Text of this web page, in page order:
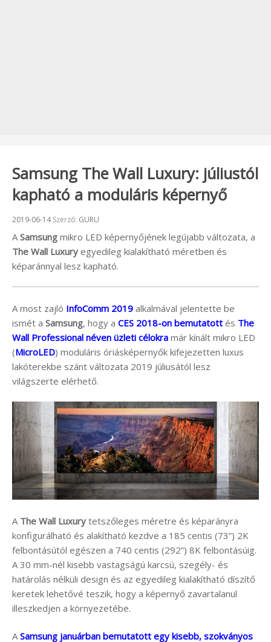
Samsung The Wall Luxury: júliustól
kapható a moduláris képernyő
Beküldve:
2019-06-14Szerző: GURU
A Samsung mikro LED képernyőjének legújabb változata, a
The Wall Luxury egyedileg kialakítható méretben és
képaránnyal lesz kapható.
A most zajló InfoComm 2019 alkalmával jelentette be
ismét a Samsung, hogy a CES 2018-on bemutatott és The
Wall Professional néven üzleti célokra már kínált mikro LED
(MicroLED) moduláris óriásképernyők kifejezetten luxus
lakóterekbe szánt változata 2019 júliusától lesz
világszerte elérhető.
A The Wall Luxury tetszőleges méretre és képarányra
konfigurálható és alakítható kezdve a 185 centis (73”) 2K
felbontásútól egészen a 740 centis (292”) 8K felbontásúig.
A 30 mm-nél kisebb vastagságú karcsú, szegély- és
határolás nélküli design és az egyedileg kialakítható díszítő
keretek lehetővé teszik, hogy a képernyő zavartalanul
illeszkedjen a környezetébe.
ASamsung januárban bemutatott egy kisebb, szokványos